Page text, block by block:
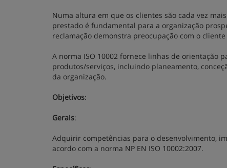
Numa altura em que os clientes são cada vez
prestado é fundamental para a organização
reclamação demonstra preocupação com o
A norma ISO 10002 fornece linhas de orientação
produtos/serviços, incluindo planeamento,
da organização.
Objetivos:
Gerais:
Adquirir competências para o desenvolvimento,
acordo com a norma NP EN ISO 10002:2007.